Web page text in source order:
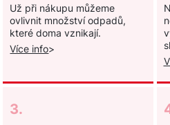
Už při nákupu můžeme
ovlivnit množství odpadů,
které doma vznikají.
Více info>
3.